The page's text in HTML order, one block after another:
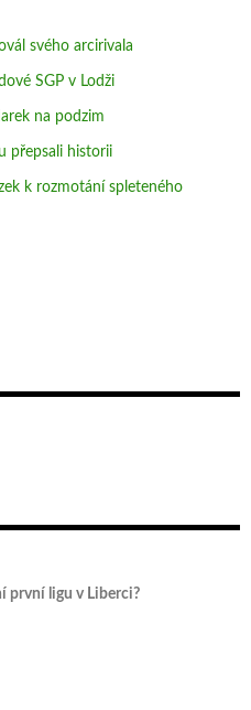
svého arcirivala
SGP v Lodži
na podzim
přepsali historii
k rozmotání spleteného
první ligu v Liberci?